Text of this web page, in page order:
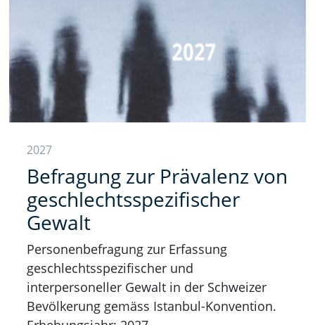
2027
Befragung zur Prävalenz von
geschlechtsspezifischer
Gewalt
Personenbefragung zur Erfassung
geschlechtsspezifischer und
interpersoneller Gewalt in der Schweizer
Bevölkerung gemäss Istanbul-Konvention.